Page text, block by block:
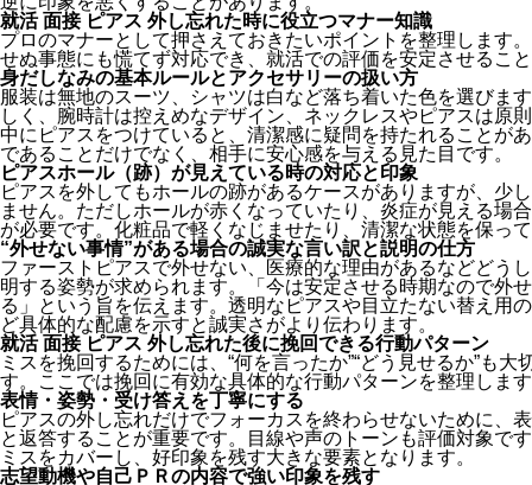
就活 面接 ピアス 外し忘れた時に役立つマナー知識
プロのマナーとして押さえておきたいポイントを整理します
せぬ事態にも慌てず対応でき、就活での評価を安定させるこ
身だしなみの基本ルールとアクセサリーの扱い方
服装は無地のスーツ、シャツは白など落ち着いた色を選びま
しく、腕時計は控えめなデザイン、ネックレスやピアスは原
中にピアスをつけていると、清潔感に疑問を持たれることが
であることだけでなく、相手に安心感を与える見た目です。
ピアスホール（跡）が見えている時の対応と印象
ピアスを外してもホールの跡があるケースがありますが、少
ません。ただしホールが赤くなっていたり、炎症が見える場
が必要です。化粧品で軽くなじませたり、清潔な状態を保っ
“外せない事情”がある場合の誠実な言い訳と説明の仕方
ファーストピアスで外せない、医療的な理由があるなどどう
明する姿勢が求められます。「今は安定させる時期なので外
る」という旨を伝えます。透明なピアスや目立たない替え用
ど具体的な配慮を示すと誠実さがより伝わります。
就活 面接 ピアス 外し忘れた後に挽回できる行動パターン
ミスを挽回するためには、“何を言ったか”“どう見せるか”も
す。ここでは挽回に有効な具体的な行動パターンを整理しま
表情・姿勢・受け答えを丁寧にする
ピアスの外し忘れだけでフォーカスを終わらせないために、
と返答することが重要です。目線や声のトーンも評価対象で
ミスをカバーし、好印象を残す大きな要素となります。
志望動機や自己ＰＲの内容で強い印象を残す